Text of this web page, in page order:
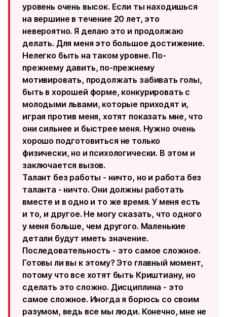
уровень очень высок. Если ты находишься
на вершине в течение 20 лет, это
невероятно. Я делаю это и продолжаю
делать. Для меня это большое достижение.
Нелегко быть на таком уровне. По-
прежнему давить, по-прежнему
мотивировать, продолжать забивать голы,
быть в хорошей форме, конкурировать с
молодыми львами, которые приходят и,
играя против меня, хотят показать мне, что
они сильнее и быстрее меня. Нужно очень
хорошо подготовиться не только
физически, но и психологически. В этом и
заключается вызов.
Талант без работы - ничто, но и работа без
таланта - ничто. Они должны работать
вместе и в одно и то же время. У меня есть
и то, и другое. Не могу сказать, что одного
у меня больше, чем другого. Маленькие
детали будут иметь значение.
Последовательность - это самое сложное.
Готовы ли вы к этому? Это главный момент,
потому что все хотят быть Криштиану, но
сделать это сложно. Дисциплина - это
самое сложное. Иногда я борюсь со своим
разумом, ведь все мы люди. Конечно, мне не